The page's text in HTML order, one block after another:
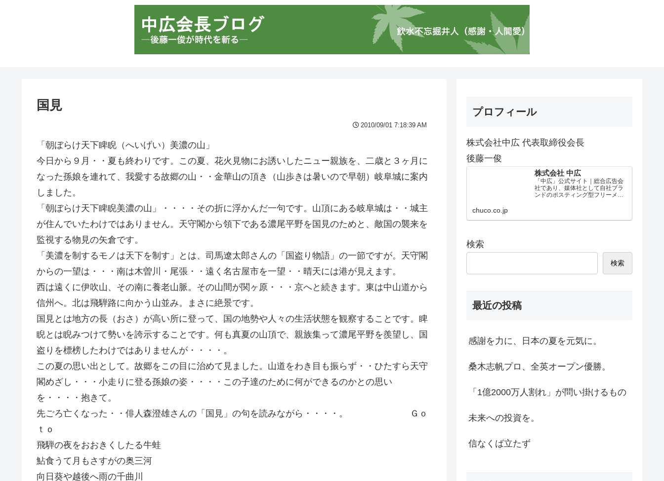
国見
2010/09/01 7:18:39 AM
「朝ぼらけ天下睥睨（へいげい）美濃の山」
今日から９月・・夏も終わりです。この夏、花火見物にお誘いしたニュー親族を、二歳と３ヶ月に
なった孫娘を連れて、我愛する故郷の山・・金華山の頂き（山歩きは暑いので早朝）岐阜城に案内
しました。
「朝ぼらけ天下睥睨美濃の山」・・・・その折に浮かんだ一句です。山頂にある岐阜城は・・城主
が住んでいたわけではありません。天守閣から領下である濃尾平野を国見のためと、敵国の襲来を
監視する物見の矢倉です。
「美濃を制するモノは天下を制す」とは、司馬遼太郎さんの「国盗り物語」の一節ですが。天守閣
からの一望は・・・南は木曽川・尾張・・遠く名古屋市を一望・・晴天には港が見えます。
西は遠くに伊吹山、その南に養老山脈。その山間が関ヶ原・・・京へと続きます。東は中山道から
信州へ。北は飛騨路に向かう山並み。まさに絶景です。
国見とは地方の長（おさ）が高い所に登って、国の地勢や人々の生活状態を観察することです。睥
睨とは睨みつけて勢いを誇示することです。何も真夏の山頂で、親族集って濃尾平野を羨望し、国
盗りを標榜したわけではありませんが・・・・。
この夏の思い出として。故郷をこの目に治めて見ました。山道をわき目も振らず・・ひたすら天守
閣めざし・・・小走りに登る孫娘の姿・・・・この子達のために何ができるのかとの思い
を・・・・抱きて。
先ごろ亡くなった・・俳人森澄雄さんの「国見」の句を読みながら・・・・。 Ｇｏ
ｔｏ
飛騨の夜をおおきくしたる牛蛙
鮎食うて月もさすがの奥三河
向日葵や越後へ雨の千曲川
プロフィール
株式会社中広 代表取締役会長
後藤一俊
株式会社 中広
「中広」公式サイト｜総合広告会
社であり、媒体社として自社ブラ
ンドのポスティング型フリーメデ
chuco.co.jp
検索
検索
最近の投稿
感謝を力に、日本の夏を元気に。
桑木志帆プロ、全英オープン優勝。
「1億2000万人割れ」が問い掛けるもの
未来への投資を。
信なくば立たず